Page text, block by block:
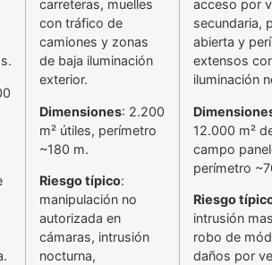
carreteras, muelles
con tráfico de
camiones y zonas
de baja iluminación
exterior.
Dimensiones: 2.200
m² útiles, perímetro
~180 m.
Riesgo típico:
manipulación no
autorizada en
cámaras, intrusión
nocturna,
acceso por
secundaria,
abierta y
extensos
iluminación
12.000 m²
campo
perímetro
Riesgo
intrusión
robo de
daños por